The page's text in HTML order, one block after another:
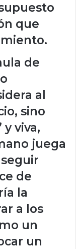
que
de
al
sino
viva,
juega
de
la
a los
un
un